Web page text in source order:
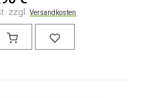
zzgl. Versandkosten